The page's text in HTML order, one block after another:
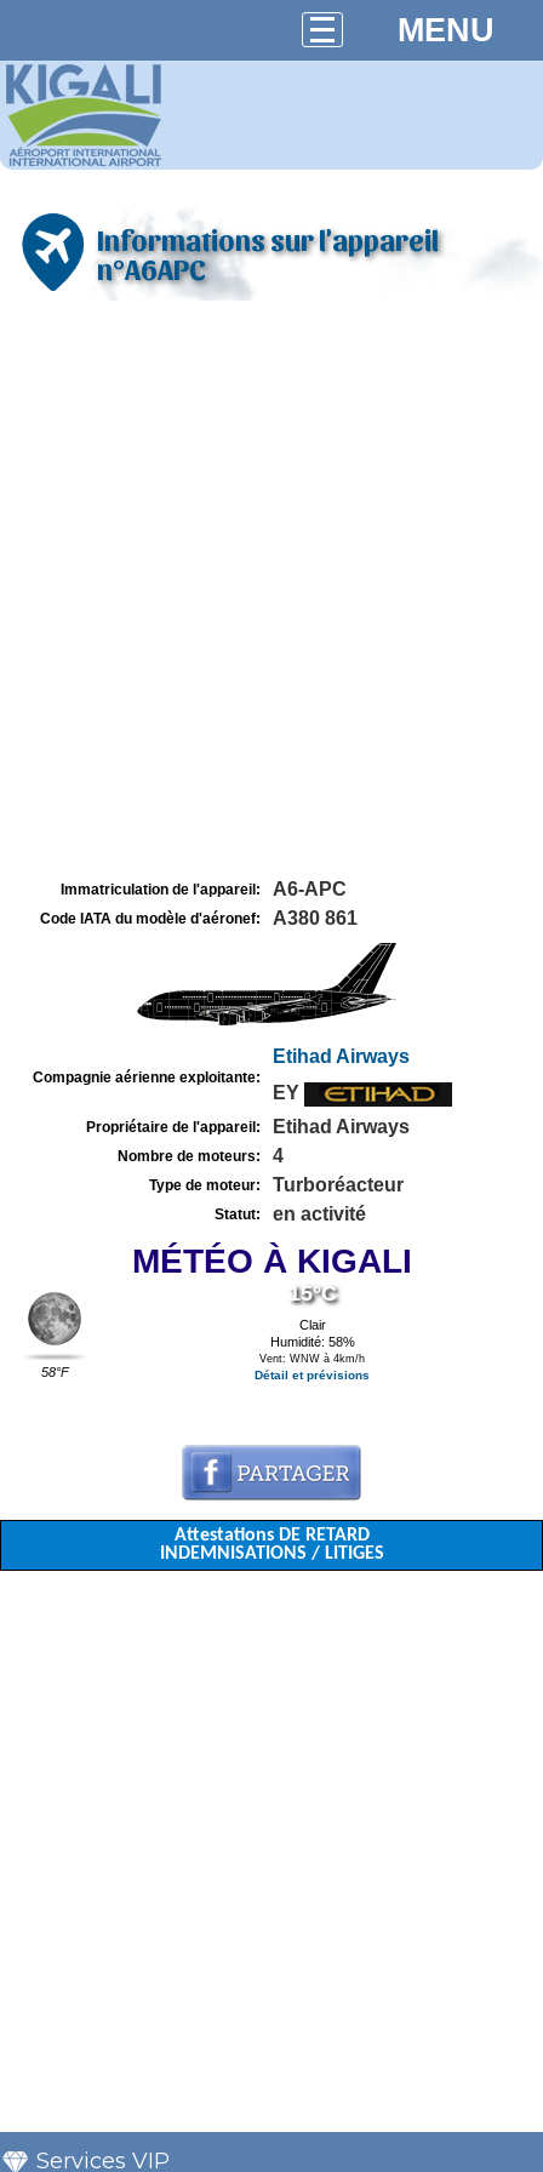
MENU
Informations sur l'appareil
n°A6APC
Immatriculation de l'appareil: A6-APC
Code IATA du modèle d'aéronef: A380 861
Compagnie aérienne exploitante:
Etihad Airways
EY
Propriétaire de l'appareil: Etihad Airways
Nombre de moteurs: 4
Type de moteur: Turboréacteur
Statut: en activité
MÉTÉO À KIGALI
58°F
15°C
Clair
Humidité: 58%
Vent: WNW à 4km/h
Détail et prévisions
Attestations DE RETARD
INDEMNISATIONS / LITIGES
Services VIP